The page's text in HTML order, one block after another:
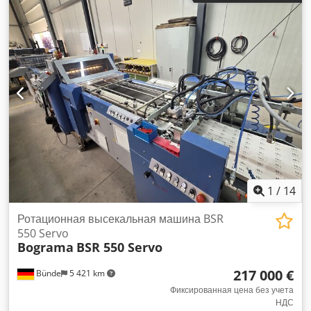
1 / 14
Bünde 5 421 km
Ротационная высекальная машина BSR
550 Servo
Bograma BSR 550 Servo
217 000 €
Фиксированная цена без учета
НДС